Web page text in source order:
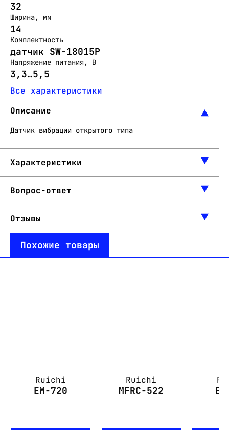
32
Ширина, мм
14
Комплектность
датчик SW-18015P
Напряжение питания, В
3,3…5,5
Все характеристики
Описание
Датчик вибрации открытого типа
Характеристики
Вопрос-ответ
Отзывы
Похожие товары
Ruichi
EM-720
Ruichi
MFRC-522